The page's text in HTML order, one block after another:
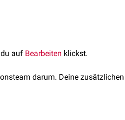
auf Bearbeiten klickst.
darum. Deine